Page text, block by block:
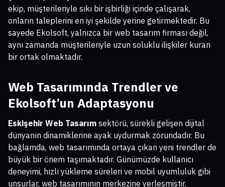
ekip, müşterileriyle sıkı bir işbirliği içinde çalışarak,
onların taleplerini en iyi şekilde yerine getirmektedir. Bu
sayede Ekolsoft, yalnızca bir web tasarım firması değil,
aynı zamanda müşterileriyle uzun soluklu ilişkiler kuran
bir ortak olmaktadır.
Web Tasarımında Trendler ve
Ekolsoft’un Adaptasyonu
Eskişehir Web Tasarım sektörü, sürekli gelişen dijital
dünyanın dinamiklerine ayak uydurmak zorundadır. Bu
bağlamda, web tasarımında ortaya çıkan yeni trendler de
büyük bir önem taşımaktadır. Günümüzde kullanıcı
deneyimi, hızlı yükleme süreleri ve mobil uyumluluk gibi
unsurlar, web tasarımının merkezine yerleşmiştir.